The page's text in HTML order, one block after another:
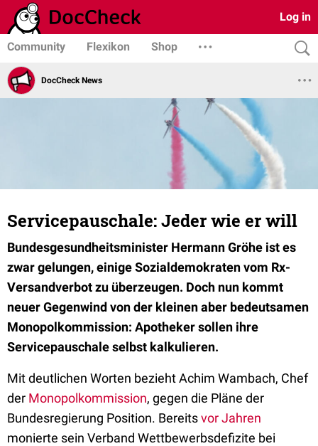
Log in
Community Flexikon Shop
DocCheck News
Servicepauschale: Jeder wie er will
Bundesgesundheitsminister Hermann Gröhe ist es
zwar gelungen, einige Sozialdemokraten vom Rx-
Versandverbot zu überzeugen. Doch nun kommt
neuer Gegenwind von der kleinen aber bedeutsamen
Monopolkommission: Apotheker sollen ihre
Servicepauschale selbst kalkulieren.
Mit deutlichen Worten bezieht Achim Wambach, Chef
der Monopolkommission, gegen die Pläne der
Bundesregierung Position. Bereitsvor Jahren
monierte sein Verband Wettbewerbsdefizite bei